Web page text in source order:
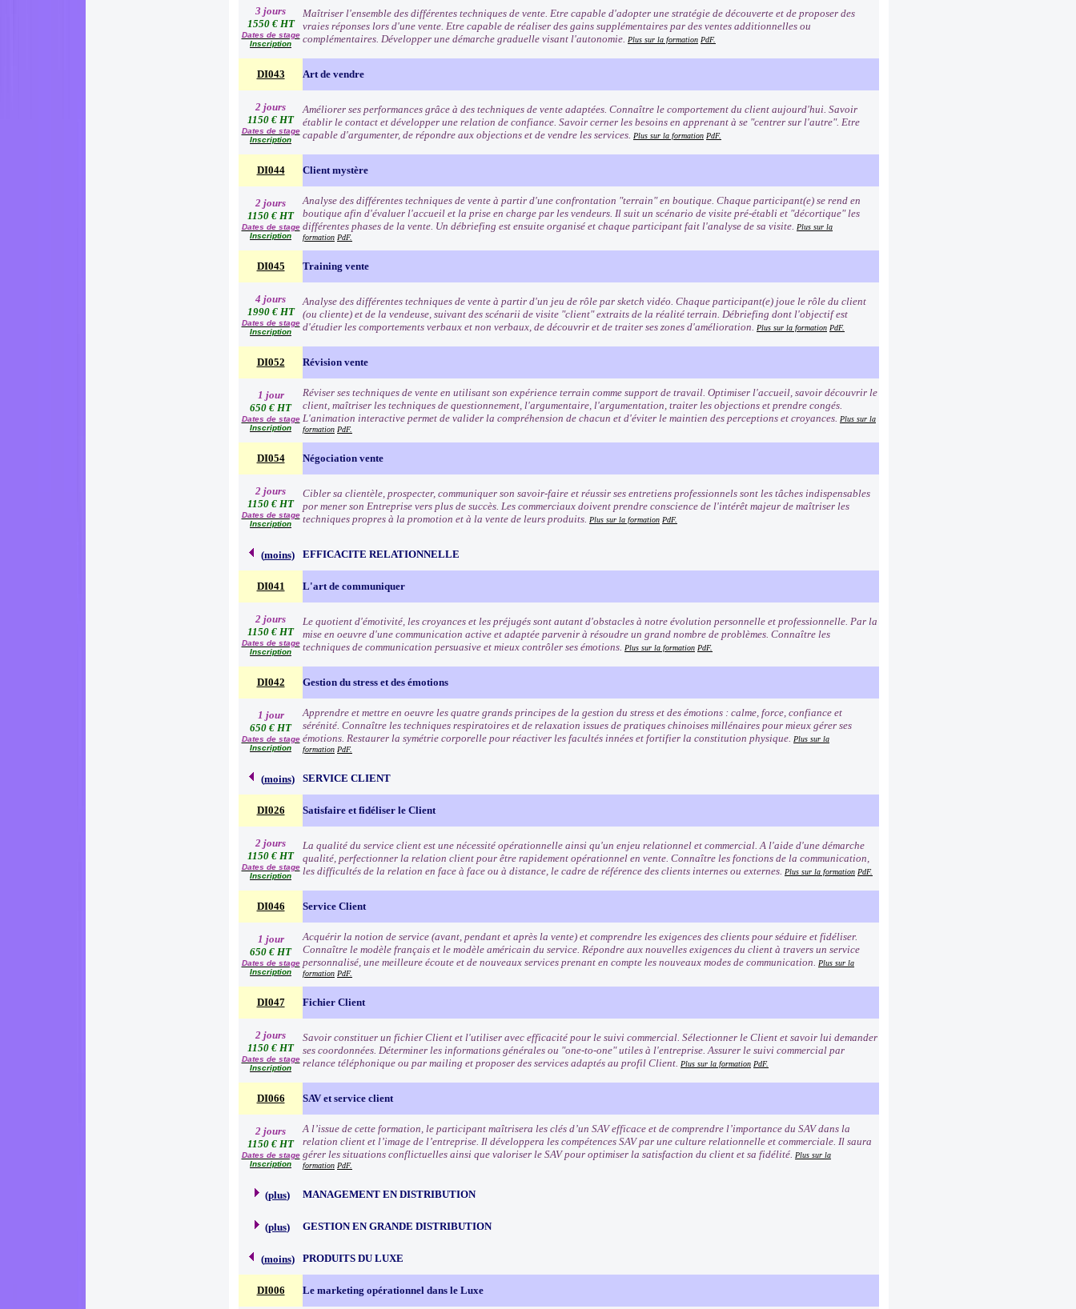
3 jours
1550 € HT
Dates de stage
Inscription
Maîtriser l'ensemble des différentes techniques de vente. Etre capable d'adopter une stratégie de découverte et de proposer des
vraies réponses lors d'une vente. Etre capable de réaliser des gains supplémentaires par des ventes additionnelles ou
complémentaires. Développer une démarche graduelle visant l'autonomie. Plus sur la formation PdF.
DI043 Art de vendre
2 jours
1150 € HT
Dates de stage
Inscription
Améliorer ses performances grâce à des techniques de vente adaptées. Connaître le comportement du client aujourd'hui. Savoir
établir le contact et développer une relation de confiance. Savoir cerner les besoins en apprenant à se "centrer sur l'autre". Etre
capable d'argumenter, de répondre aux objections et de vendre les services. Plus sur la formation PdF.
DI044 Client mystère
2 jours
1150 € HT
Dates de stage
Inscription
Analyse des différentes techniques de vente à partir d'une confrontation "terrain" en boutique. Chaque participant(e) se rend en
boutique afin d'évaluer l'accueil et la prise en charge par les vendeurs. Il suit un scénario de visite pré-établi et "décortique" les
différentes phases de la vente. Un débriefing est ensuite organisé et chaque participant fait l'analyse de sa visite. Plus sur la
formation PdF.
DI045 Training vente
4 jours
1990 € HT
Dates de stage
Inscription
Analyse des différentes techniques de vente à partir d'un jeu de rôle par sketch vidéo. Chaque participant(e) joue le rôle du client
(ou cliente) et de la vendeuse, suivant des scénarii de visite "client" extraits de la réalité terrain. Débriefing dont l'objectif est
d'étudier les comportements verbaux et non verbaux, de découvrir et de traiter ses zones d'amélioration. Plus sur la formation PdF.
DI052 Révision vente
1 jour
650 € HT
Dates de stage
Inscription
Réviser ses techniques de vente en utilisant son expérience terrain comme support de travail. Optimiser l'accueil, savoir découvrir le
client, maîtriser les techniques de questionnement, l'argumentaire, l'argumentation, traiter les objections et prendre congés.
L'animation interactive permet de valider la compréhension de chacun et d'éviter le maintien des perceptions et croyances. Plus sur la
formation PdF.
DI054 Négociation vente
2 jours
1150 € HT
Dates de stage
Inscription
Cibler sa clientèle, prospecter, communiquer son savoir-faire et réussir ses entretiens professionnels sont les tâches indispensables
por mener son Entreprise vers plus de succès. Les commerciaux doivent prendre conscience de l'intérêt majeur de maîtriser les
techniques propres à la promotion et à la vente de leurs produits. Plus sur la formation PdF.
(moins) EFFICACITE RELATIONNELLE
DI041 L'art de communiquer
2 jours
1150 € HT
Dates de stage
Inscription
Le quotient d'émotivité, les croyances et les préjugés sont autant d'obstacles à notre évolution personnelle et professionnelle. Par la
mise en oeuvre d'une communication active et adaptée parvenir à résoudre un grand nombre de problèmes. Connaître les
techniques de communication persuasive et mieux contrôler ses émotions. Plus sur la formation PdF.
DI042 Gestion du stress et des émotions
1 jour
650 € HT
Dates de stage
Inscription
Apprendre et mettre en oeuvre les quatre grands principes de la gestion du stress et des émotions : calme, force, confiance et
sérénité. Connaître les techniques respiratoires et de relaxation issues de pratiques chinoises millénaires pour mieux gérer ses
émotions. Restaurer la symétrie corporelle pour réactiver les facultés innées et fortifier la constitution physique. Plus sur la
formation PdF.
(moins) SERVICE CLIENT
DI026 Satisfaire et fidéliser le Client
2 jours
1150 € HT
Dates de stage
Inscription
La qualité du service client est une nécessité opérationnelle ainsi qu'un enjeu relationnel et commercial. A l'aide d'une démarche
qualité, perfectionner la relation client pour être rapidement opérationnel en vente. Connaître les fonctions de la communication,
les difficultés de la relation en face à face ou à distance, le cadre de référence des clients internes ou externes. Plus sur la formation PdF.
DI046 Service Client
1 jour
650 € HT
Dates de stage
Inscription
Acquérir la notion de service (avant, pendant et après la vente) et comprendre les exigences des clients pour séduire et fidéliser.
Connaître le modèle français et le modèle américain du service. Répondre aux nouvelles exigences du client à travers un service
personnalisé, une meilleure écoute et de nouveaux services prenant en compte les nouveaux modes de communication. Plus sur la
formation PdF.
DI047 Fichier Client
2 jours
1150 € HT
Dates de stage
Inscription
Savoir constituer un fichier Client et l'utiliser avec efficacité pour le suivi commercial. Sélectionner le Client et savoir lui demander
ses coordonnées. Déterminer les informations générales ou "one-to-one" utiles à l'entreprise. Assurer le suivi commercial par
relance téléphonique ou par mailing et proposer des services adaptés au profil Client. Plus sur la formation PdF.
DI066 SAV et service client
2 jours
1150 € HT
Dates de stage
Inscription
A l’issue de cette formation, le participant maîtrisera les clés d’un SAV efficace et de comprendre l’importance du SAV dans la
relation client et l’image de l’entreprise. Il développera les compétences SAV par une culture relationnelle et commerciale. Il saura
gérer les situations conflictuelles ainsi que valoriser le SAV pour optimiser la satisfaction du client et sa fidélité. Plus sur la
formation PdF.
(plus) MANAGEMENT EN DISTRIBUTION
(plus) GESTION EN GRANDE DISTRIBUTION
(moins) PRODUITS DU LUXE
DI006 Le marketing opérationnel dans le Luxe